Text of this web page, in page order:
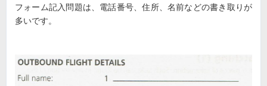
フォーム記入問題は、電話番号、住所、名前などの書き取りが
多いです。